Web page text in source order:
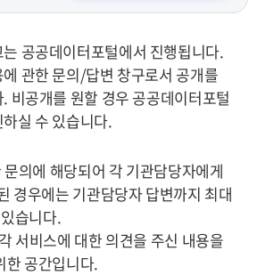
공공데이터포털에서 진행됩니다.
관한 문의/답변 창구로서 공개를
비공개를 원할 경우 공공데이터포털
실 수 있습니다.
의에 해당되어 각 기관담당자에게
경우에는 기관담당자 답변까지 최대
습니다.
서비스에 대한 의견을 주신 내용을
한 공간입니다.